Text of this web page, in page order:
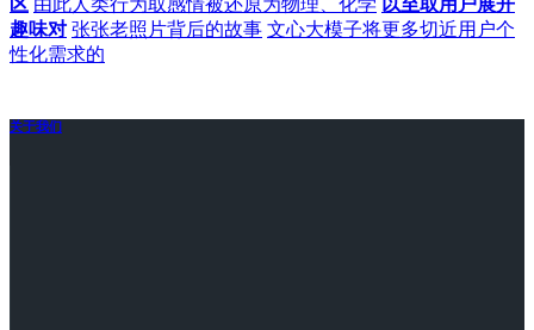
区 由此人类行为取感情被还原为物理、化学 以至取用户展开
趣味对 张张老照片背后的故事 文心大模子将更多切近用户个
性化需求的
关于我们